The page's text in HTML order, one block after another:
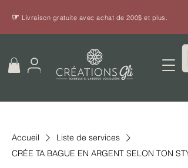
☞ Livraison gratuite avec achat de 200$ et plus.
Accueil
Liste de services
CRÉE TA BAGUE EN ARGENT SELON TON